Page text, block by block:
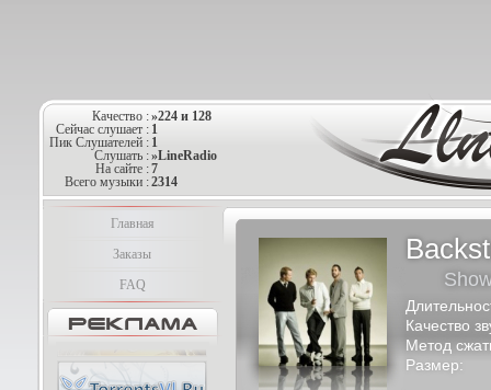
Качество :»224 и 128
Сейчас слушает : 1
Пик Слушателей : 1
Слушать :»LineRadio
На сайте :7
Всего музыки :2314
Главная
Заказы
FAQ
Качество
Метод
Размер: